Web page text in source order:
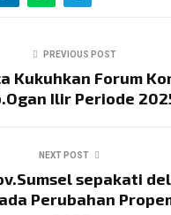
PREVIOUS POST
Kukuhkan Forum
Ilir Periode
NEXT POST
sepakati
Perubahan